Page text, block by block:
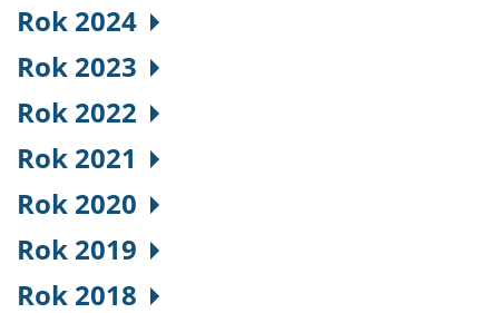
Rok 2024
Rok 2023
Rok 2022
Rok 2021
Rok 2020
Rok 2019
Rok 2018